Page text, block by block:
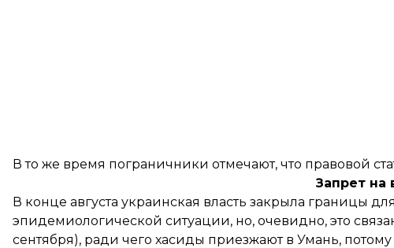
В то же время пограничники отмечают, что правовой
Запрет на
В конце августа украинская власть закрыла границы
эпидемиологической ситуации, но, очевидно, это
сентября), ради чего хасиды приезжают в Умань,